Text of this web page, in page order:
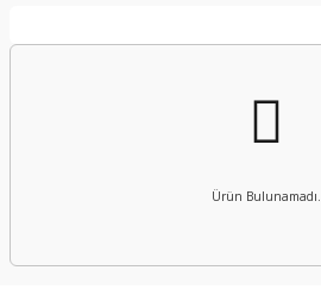
Ürün Bulunamadı.